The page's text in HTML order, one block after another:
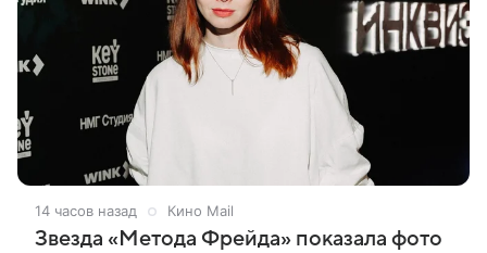
14 часов назад Кино Mail
Звезда «Метода Фрейда» показала фото